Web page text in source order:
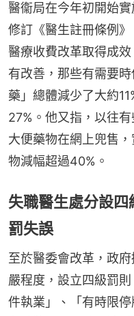
醫衞局在今年初開始
修訂《醫生註冊條例
醫療收費改革取得成
有改善，那些有需要
藥」總體減少了大約
27%。他又指，以往
大便藥物在網上兜售
物減幅超過40%。
失職醫生處分設
罰失誤
至於醫委會改革，政
嚴程度，設立四級罰
件執業」、「有時限